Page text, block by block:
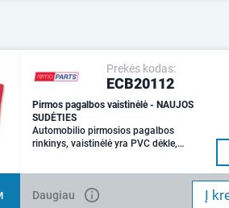
Prekės kodas:
ECB20112
Pirmos pagalbos vaistinėlė - NAUJOS
SUDĖTIES
Automobilio pirmosios pagalbos
rinkinys, vaistinėlė yra PVC dėkle,
Daugiau Į